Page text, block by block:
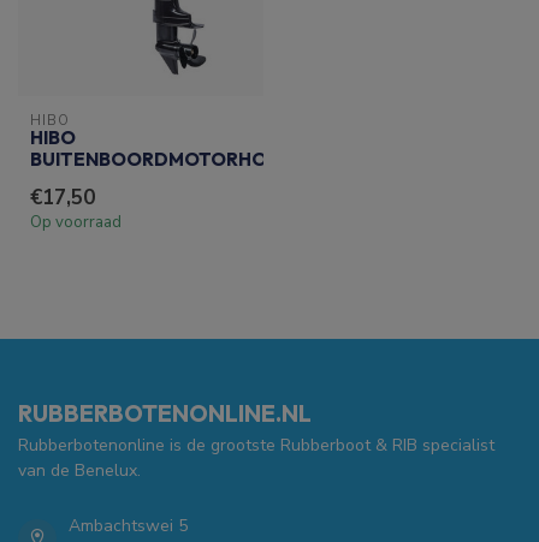
HIBO
HIBO
BUITENBOORDMOTORHOES
€17,50
Op voorraad
RUBBERBOTENONLINE.NL
Rubberbotenonline is de grootste Rubberboot & RIB specialist
van de Benelux.
Ambachtswei 5